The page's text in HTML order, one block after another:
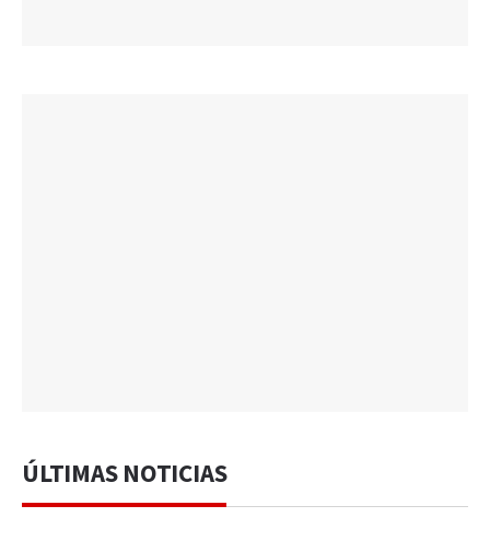
ÚLTIMAS NOTICIAS